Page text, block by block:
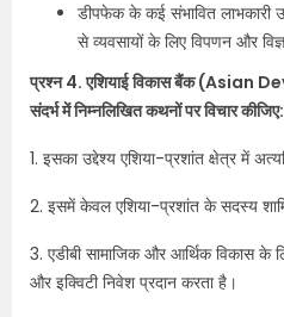
डीपफेक के कई संभावित लाभकारी
से व्यवसायों के लिए विपणन और
प्रश्न 4. एशियाई विकास बैंक
संदर्भ में निम्नलिखित कथनों पर विचार कीजिए:
1. इसका उद्देश्य एशिया-प्रशांत क्षेत्र में
2. इसमें केवल एशिया-प्रशांत के सदस्य
3. एडीबी सामाजिक और आर्थिक विकास
और इक्विटी निवेश प्रदान करता है।